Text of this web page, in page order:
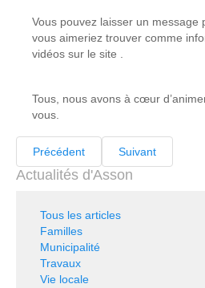
Vous pouvez laisser un message
vous aimeriez trouver comme
vidéos sur le site .
Tous, nous avons à cœur
vous.
Précédent Suivant
Actualités d'Asson
Tous les articles
Familles
Municipalité
Travaux
Vie locale